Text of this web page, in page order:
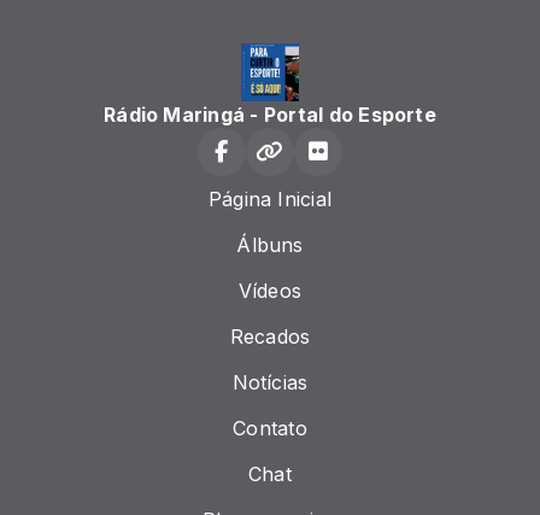
Rádio Maringá - Portal do Esporte
Página Inicial
Álbuns
Vídeos
Recados
Notícias
Contato
Chat